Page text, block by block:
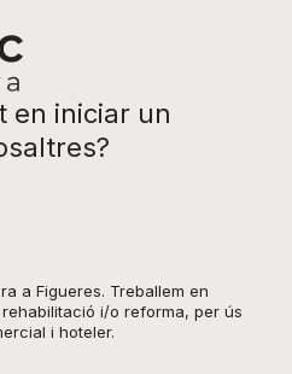
en iniciar un
a Figueres. Treballem en
rehabilitació i/o reforma, per ús
i hoteler.